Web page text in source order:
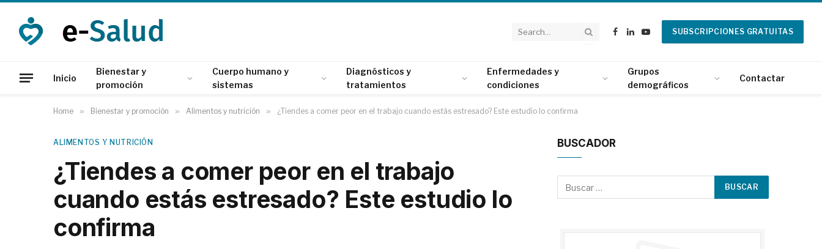
Facebook
LinkedInYouTube
SUBSCRIPCIONES GRATUITAS
Inicio
Bienestar y
promoción
Cuerpo humano y
sistemas
Diagnósticos y
tratamientos
Enfermedades y
condiciones
Grupos
demográficos
Contactar
Home » Bienestar y promoción » Alimentos y nutrición » ¿Tiendes a comer peor en el trabajo cuando estás estresado? Este estudio lo confirma
ALIMENTOS Y NUTRICIÓN
¿Tiendes a comer peor en el trabajo
cuando estás estresado? Este estudio lo
confirma
BUSCADOR